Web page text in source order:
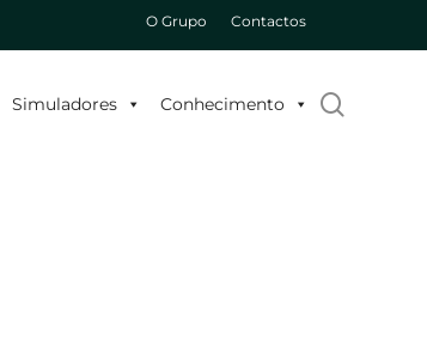
O Grupo Contactos
Simuladores Conhecimento